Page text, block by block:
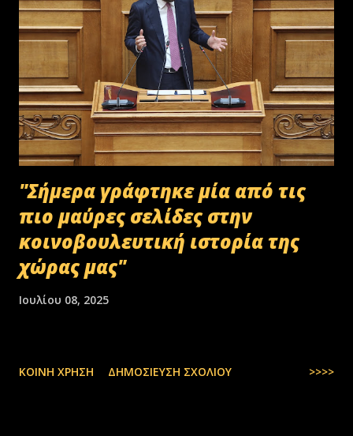
"Σήμερα γράφτηκε μία από τις
πιο μαύρες σελίδες στην
κοινοβουλευτική ιστορία της
χώρας μας"
Ιουλίου 08, 2025
ΚΟΙΝΉ ΧΡΉΣΗ ΔΗΜΟΣΊΕΥΣΗ ΣΧΟΛΊΟΥ >>>>